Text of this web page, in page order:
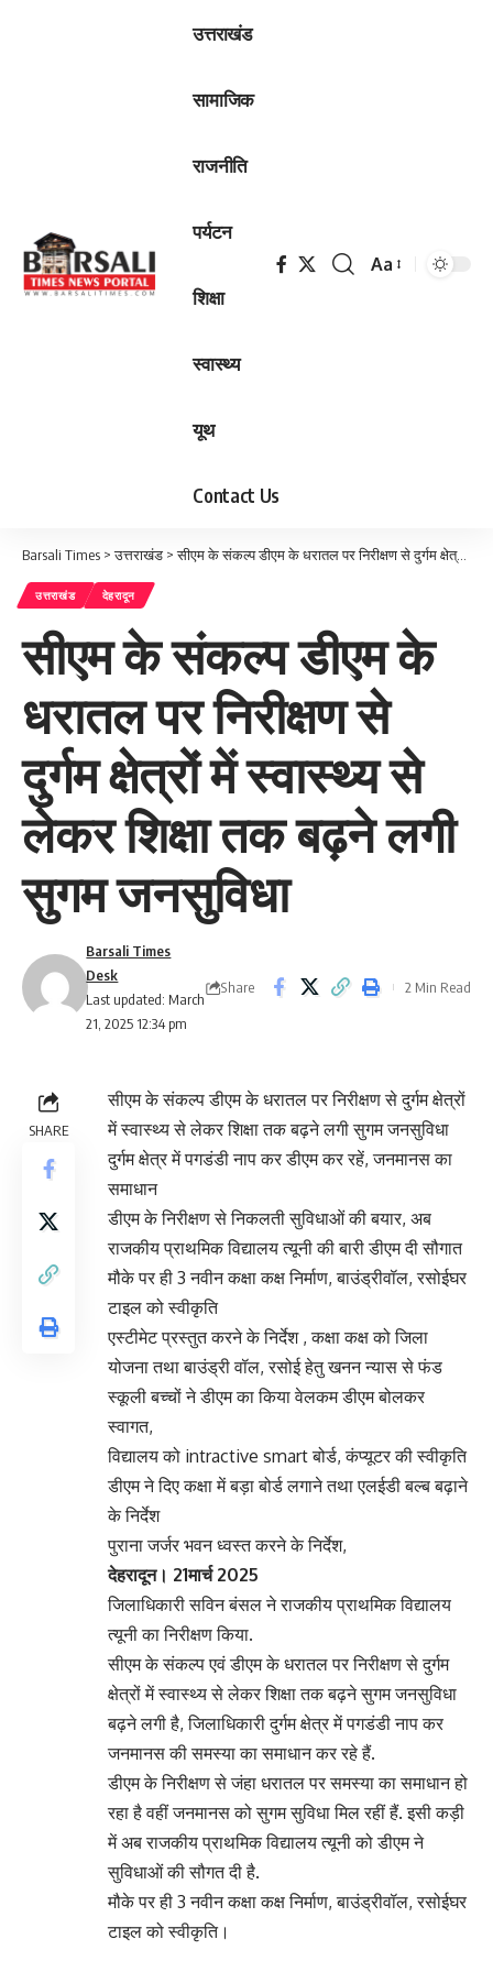
उत्तराखंड
सामाजिक
राजनीति
पर्यटन
शिक्षा
स्वास्थ्य
यूथ
Contact Us
Font
Aa
Barsali Times >उत्तराखंड >सीएम के संकल्प डीएम के धरातल पर निरीक्षण से दुर्गम क्षेत्रों में स्वास्थ्य से लेकर शिक्षा तक बढ़ने लगी सुगम जनसुविधा
उत्तराखंड देहरादून
सीएम के संकल्प डीएम के
धरातल पर निरीक्षण से
दुर्गम क्षेत्रों में स्वास्थ्य से
लेकर शिक्षा तक बढ़ने लगी
सुगम जनसुविधा
Last updated: March
21, 2025 12:34 pm
Barsali Times
Desk
Share 2 Min Read
SHARE
सीएम के संकल्प डीएम के धरातल पर निरीक्षण से दुर्गम क्षेत्रों
में स्वास्थ्य से लेकर शिक्षा तक बढ़ने लगी सुगम जनसुविधा
दुर्गम क्षेत्र में पगडंडी नाप कर डीएम कर रहें, जनमानस का
समाधान
डीएम के निरीक्षण से निकलती सुविधाओं की बयार, अब
राजकीय प्राथमिक विद्यालय त्यूनी की बारी डीएम दी सौगात
मौके पर ही 3 नवीन कक्षा कक्ष निर्माण, बाउंड्रीवॉल, रसोईघर
टाइल को स्वीकृति
एस्टीमेट प्रस्तुत करने के निर्देश , कक्षा कक्ष को जिला
योजना तथा बाउंड्री वॉल, रसोई हेतु खनन न्यास से फंड
स्कूली बच्चों ने डीएम का किया वेलकम डीएम बोलकर
स्वागत,
विद्यालय को intractive smart बोर्ड, कंप्यूटर की स्वीकृति
डीएम ने दिए कक्षा में बड़ा बोर्ड लगाने तथा एलईडी बल्ब बढ़ाने
के निर्देश
पुराना जर्जर भवन ध्वस्त करने के निर्देश,
देहरादून। 21मार्च 2025
जिलाधिकारी सविन बंसल ने राजकीय प्राथमिक विद्यालय
त्यूनी का निरीक्षण किया.
सीएम के संकल्प एवं डीएम के धरातल पर निरीक्षण से दुर्गम
क्षेत्रों में स्वास्थ्य से लेकर शिक्षा तक बढ़ने सुगम जनसुविधा
बढ़ने लगी है, जिलाधिकारी दुर्गम क्षेत्र में पगडंडी नाप कर
जनमानस की समस्या का समाधान कर रहे हैं.
डीएम के निरीक्षण से जंहा धरातल पर समस्या का समाधान हो
रहा है वहीं जनमानस को सुगम सुविधा मिल रहीं हैं. इसी कड़ी
में अब राजकीय प्राथमिक विद्यालय त्यूनी को डीएम ने
सुविधाओं की सौगत दी है.
मौके पर ही 3 नवीन कक्षा कक्ष निर्माण, बाउंड्रीवॉल, रसोईघर
टाइल को स्वीकृति।